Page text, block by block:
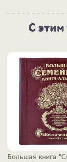
С этим
Большая книга